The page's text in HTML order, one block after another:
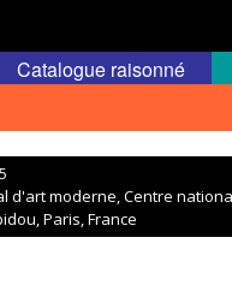
Catalogue raisonné
d'art moderne, Centre
Paris, France